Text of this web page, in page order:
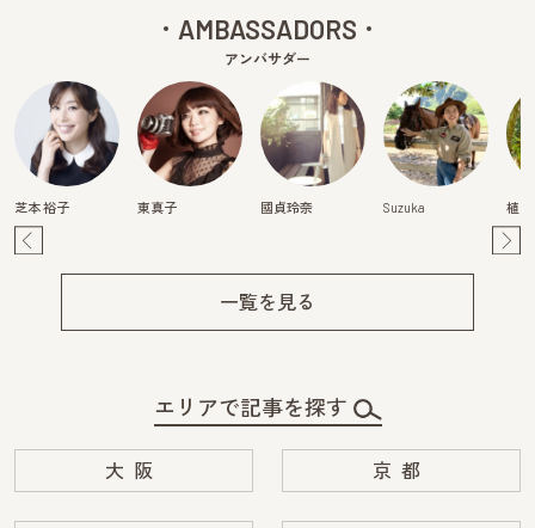
AMBASSADORS
アンバサダー
芝本 裕子 東真子 國貞玲奈 Suzuka 植
一覧を見る
エリアで記事を探す
大阪 京都